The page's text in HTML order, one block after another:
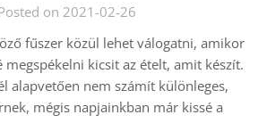
on 2021-02-26
fűszer közül lehet válogatni, amikor
megspékelni kicsit az ételt, amit készít.
alapvetően nem számít különleges,
mégis napjainkban már kissé a